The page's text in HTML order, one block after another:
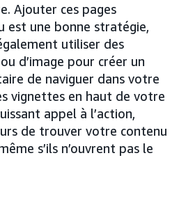
Ajouter ces pages
est une bonne stratégie,
utiliser des
d’image pour créer un
de naviguer dans votre
vignettes en haut de votre
appel à l’action,
de trouver votre contenu
s’ils n’ouvrent pas le